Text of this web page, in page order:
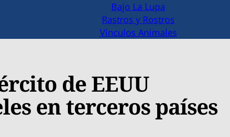
Bajo La Lupa
Rastros y Rostros
Vínculos Animales
de EEUU
en terceros países